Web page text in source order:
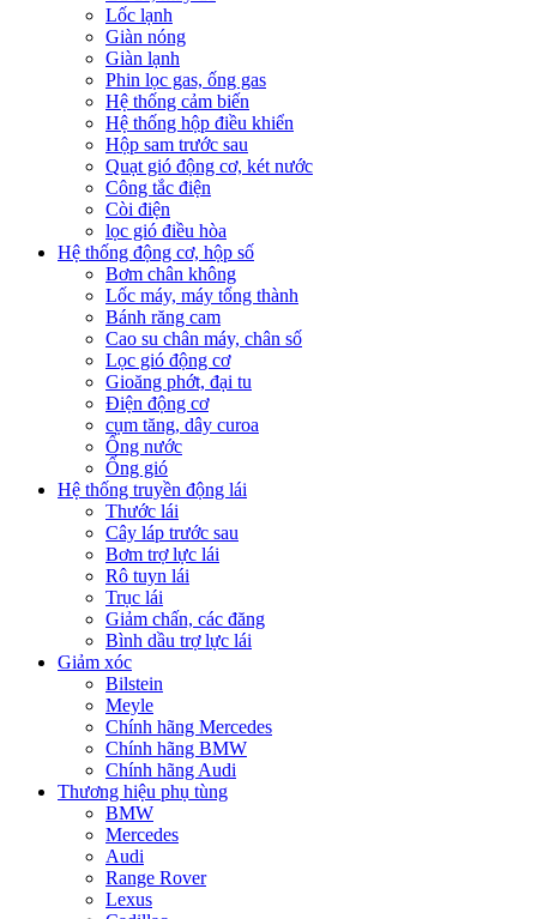
Lốc lạnh
Giàn nóng
Giàn lạnh
Phin lọc gas, ống gas
Hệ thống cảm biến
Hệ thống hộp điều khiển
Hộp sam trước sau
Quạt gió động cơ, két nước
Công tắc điện
Còi điện
lọc gió điều hòa
Hệ thống động cơ, hộp số
Bơm chân không
Lốc máy, máy tổng thành
Bánh răng cam
Cao su chân máy, chân số
Lọc gió động cơ
Gioăng phớt, đại tu
Điện động cơ
cụm tăng, dây curoa
Ống nước
Ống gió
Hệ thống truyền động lái
Thước lái
Cây láp trước sau
Bơm trợ lực lái
Rô tuyn lái
Trục lái
Giảm chấn, các đăng
Bình dầu trợ lực lái
Giảm xóc
Bilstein
Meyle
Chính hãng Mercedes
Chính hãng BMW
Chính hãng Audi
Thương hiệu phụ tùng
BMW
Mercedes
Audi
Range Rover
Lexus